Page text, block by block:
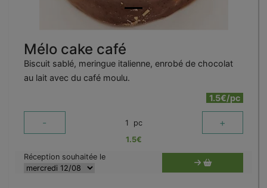
Mélo cake café
Biscuit sablé, meringue italienne, enrobé de chocolat
au lait avec du café moulu.
1.5€/pc
- 1 pc +
1.5€
Réception souhaitée le